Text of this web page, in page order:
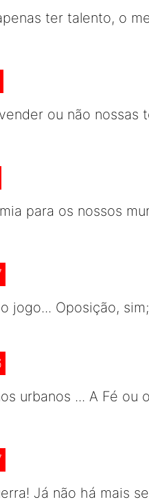
ter talento, o
ou não nossas
para os nossos
jogo... Oposição,
urbanos ... A Fé ou
Já não há mais